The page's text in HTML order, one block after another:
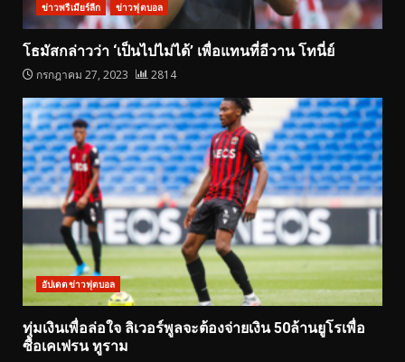
ข่าวพรีเมียร์ลีก ข่าวฟุตบอล
โธมัสกล่าวว่า ‘เป็นไปไม่ได้’ เพื่อแทนที่อีวาน โทนี่ย์
กรกฎาคม 27, 2023 2814
อัปเดตข่าวฟุตบอล
ทุ่มเงินเพื่อล่อใจ ลิเวอร์พูลจะต้องจ่ายเงิน 50ล้านยูโรเพื่อ
ซื้อเคเฟรน ทูราม